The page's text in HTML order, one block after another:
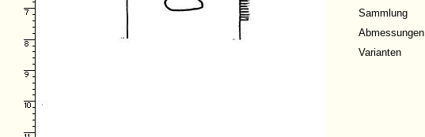
Sammlung
Abmessungen
Varianten